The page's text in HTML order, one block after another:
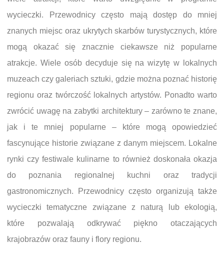
wycieczki. Przewodnicy często mają dostęp do mniej
znanych miejsc oraz ukrytych skarbów turystycznych, które
mogą okazać się znacznie ciekawsze niż popularne
atrakcje. Wiele osób decyduje się na wizytę w lokalnych
muzeach czy galeriach sztuki, gdzie można poznać historię
regionu oraz twórczość lokalnych artystów. Ponadto warto
zwrócić uwagę na zabytki architektury – zarówno te znane,
jak i te mniej popularne – które mogą opowiedzieć
fascynujące historie związane z danym miejscem. Lokalne
rynki czy festiwale kulinarne to również doskonała okazja
do poznania regionalnej kuchni oraz tradycji
gastronomicznych. Przewodnicy często organizują także
wycieczki tematyczne związane z naturą lub ekologią,
które pozwalają odkrywać piękno otaczających
krajobrazów oraz fauny i flory regionu.